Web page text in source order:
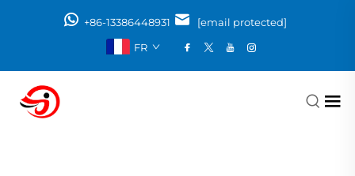
+86-13386448931
[email protected]
FR